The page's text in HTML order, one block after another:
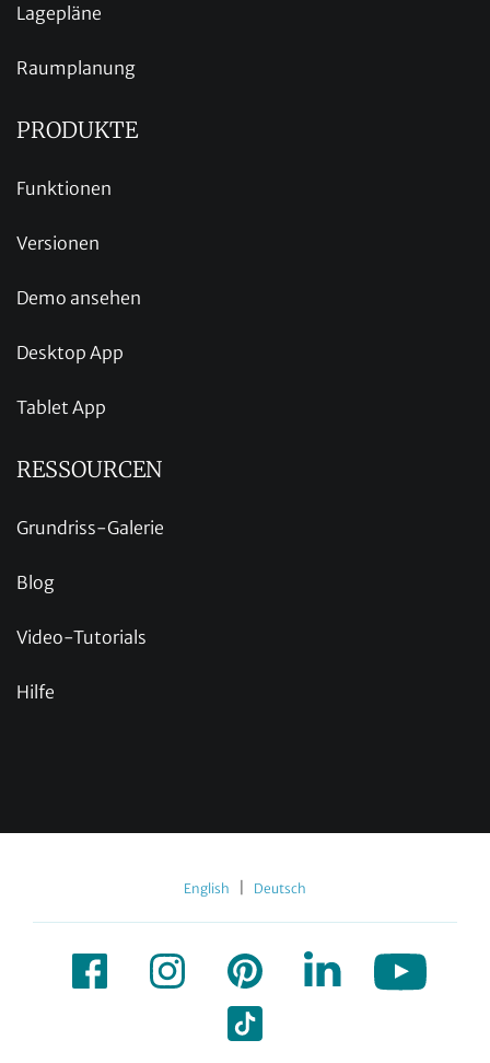
Lagepläne
Raumplanung
PRODUKTE
Funktionen
Versionen
Demo ansehen
Desktop App
Tablet App
RESSOURCEN
Grundriss-Galerie
Blog
Video-Tutorials
Hilfe
English Deutsch